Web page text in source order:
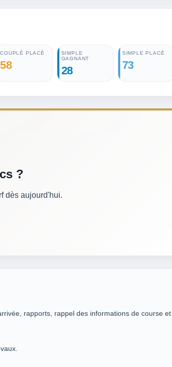
COUPLÉ PLACÉ
58
SIMPLE
GAGNANT
28
SIMPLE PLACÉ
73
?
dès aujourd'hui.
rapports, rappel des informations de course et